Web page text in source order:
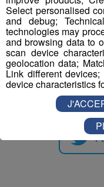
en ski
Select personalised
and debug;
technologies may
and browsing data to
scan device
geolocation data;
Link different
device characteristics